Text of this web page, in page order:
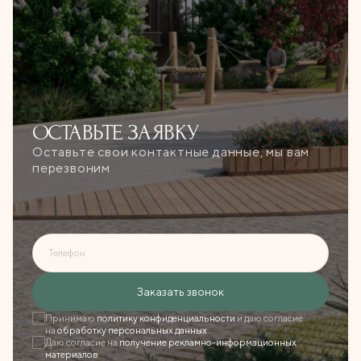
ОСТАВЬТЕ ЗАЯВКУ
Оставьте свои контактные данные, мы вам
перезвоним
Телефон
Заказать звонок
Принимаю политику конфиденциальностии даю согласие
наобработку персональных данных
Даю согласие на получение рекламно-информационных
материалов
Ошибка при отправке!
Форма появится через3 сек
Закрыть